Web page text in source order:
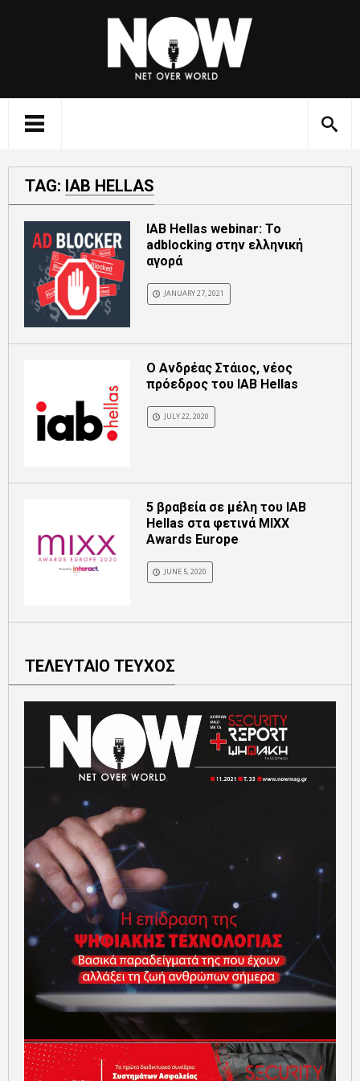
TAG: IAB HELLAS
ΙΑΒ Hellas webinar: Το
adblocking στην ελληνική
αγορά
JANUARY 27, 2021
Ο Ανδρέας Στάιος, νέος
πρόεδρος του IAB Hellas
JULY 22, 2020
5 βραβεία σε μέλη του IAB
Hellas στα φετινά MIXX
Awards Europe
JUNE 5, 2020
ΤΕΛΕΥΤΑΙΟ ΤΕΥΧΟΣ